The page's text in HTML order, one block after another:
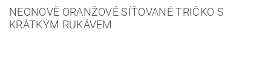
NEONOVĚ ORANŽOVÉ SÍŤOVANÉ TRIČKO S
KRÁTKÝM RUKÁVEM